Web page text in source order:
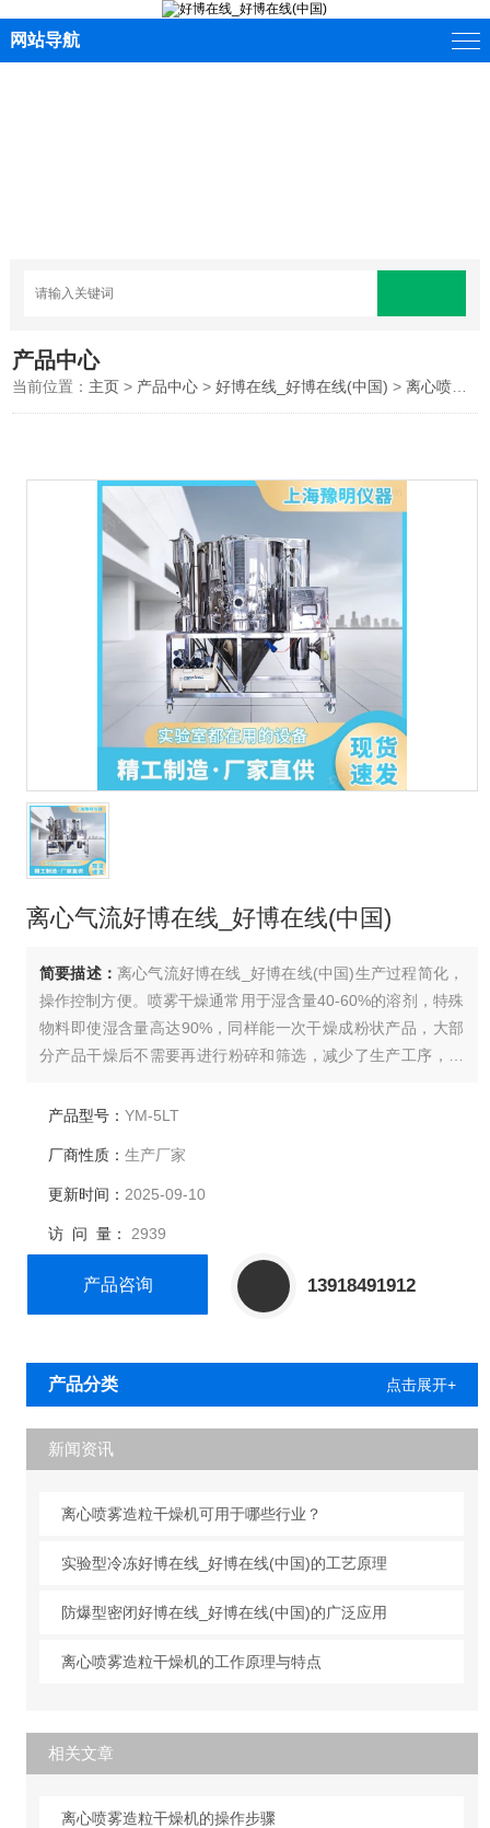
网站导航
产品中心
当前位置： 主页 > 产品中心 >好博在线_好博在线(中国) >离心喷雾造粒干燥机
离心气流好博在线_好博在线(中国)
简要描述： 离心气流好博在线_好博在线(中国)生产过程简化，
操作控制方便。喷雾干燥通常用于湿含量40-60%的溶剂，特殊
物料即使湿含量高达90%，同样能一次干燥成粉状产品，大部
分产品干燥后不需要再进行粉碎和筛选，减少了生产工序，简
产品型号： YM-5LT
厂商性质： 生产厂家
更新时间： 2025-09-10
访 问 量： 2939
产品咨询 13918491912
产品分类 点击展开+
新闻资讯
离心喷雾造粒干燥机可用于哪些行业？
实验型冷冻好博在线_好博在线(中国)的工艺原理
防爆型密闭好博在线_好博在线(中国)的广泛应用
离心喷雾造粒干燥机的工作原理与特点
相关文章
离心喷雾造粒干燥机的操作步骤